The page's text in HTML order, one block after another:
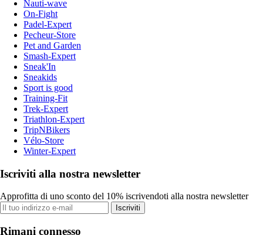
Nauti-wave
On-Fight
Padel-Expert
Pecheur-Store
Pet and Garden
Smash-Expert
Sneak'In
Sneakids
Sport is good
Training-Fit
Trek-Expert
Triathlon-Expert
TripNBikers
Vélo-Store
Winter-Expert
Iscriviti alla nostra newsletter
Approfitta di uno sconto del 10% iscrivendoti alla nostra newsletter
Iscriviti
Rimani connesso